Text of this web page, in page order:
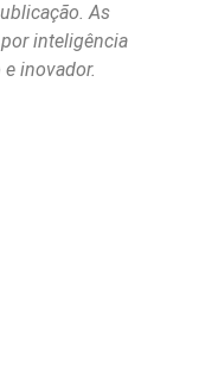
As
inteligência
inovador.